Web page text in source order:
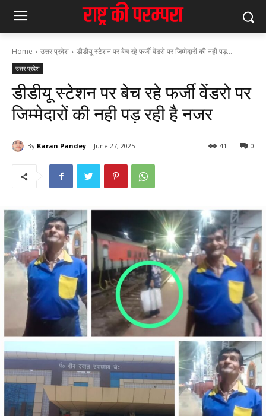
Home उत्तर प्रदेश डीडीयू स्टेशन पर बेच रहे फर्जी वेंडरो पर जिम्मेदारों की नही पड़...
उत्तर प्रदेश
डीडीयू स्टेशन पर बेच रहे फर्जी वेंडरो पर
जिम्मेदारों की नही पड़ रही है नजर
By Karan Pandey June 27, 2025 0
41